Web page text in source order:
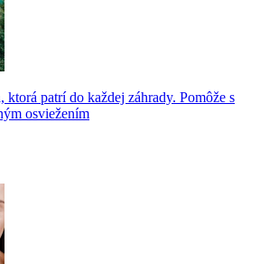
patrí do každej záhrady. Pomôže s
osviežením